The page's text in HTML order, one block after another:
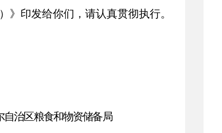
》印发给你们，请认真贯彻执行。
自治区粮食和物资储备局